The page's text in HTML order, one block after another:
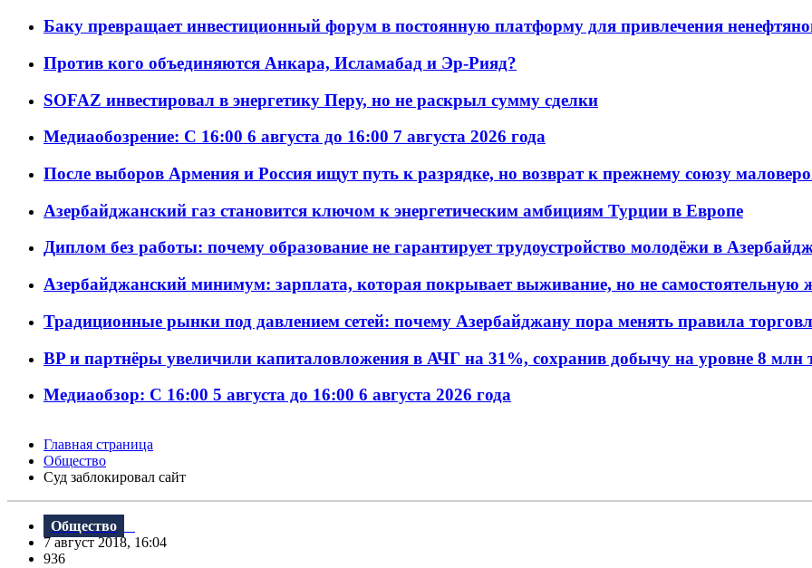
Баку превращает инвестиционный форум в постоянную платформу для привлечения
Против кого объединяются Анкара, Исламабад и Эр-Рияд?
SOFAZ инвестировал в энергетику Перу, но не раскрыл сумму сделки
Медиаобозрение: С 16:00 6 августа до 16:00 7 августа 2026 года
После выборов Армения и Россия ищут путь к разрядке, но возврат к прежнему союзу
Азербайджанский газ становится ключом к энергетическим амбициям Турции в Европе
Диплом без работы: почему образование не гарантирует трудоустройство молодёжи в
Азербайджанский минимум: зарплата, которая покрывает выживание, но не самостоятельную
Традиционные рынки под давлением сетей: почему Азербайджану пора менять правила
BP и партнёры увеличили капиталовложения в АЧГ на 31%, сохранив добычу на уровне 8 млн
Медиаобзор: С 16:00 5 августа до 16:00 6 августа 2026 года
Главная страница
Общество
Суд заблокировал сайт
Общество
7 август 2018, 16:04
936